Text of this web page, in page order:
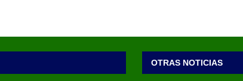
OTRAS NOTICIAS